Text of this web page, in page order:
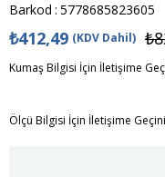
Barkod : 5778685823605
₺412,49 (KDV Dahil)
Kumaş Bilgisi İçin İletişime
Ölçü Bilgisi İçin İletişime